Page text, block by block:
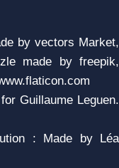
by vectors Market,
made by freepik,
Guillaume Leguen.
: Made by Léa